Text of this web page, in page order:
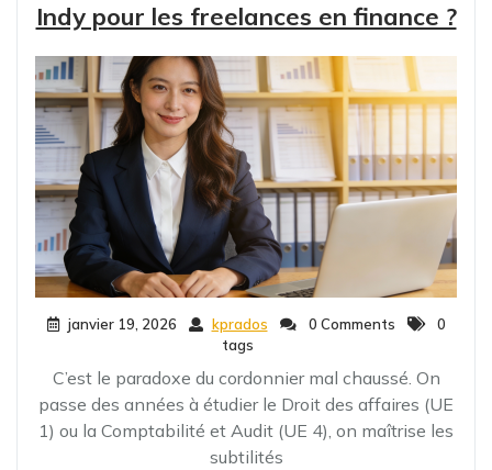
Indy pour les freelances en finance ?
janvier 19, 2026 kprados 0 Comments
0
tags
C’est le paradoxe du cordonnier mal chaussé. On
passe des années à étudier le Droit des affaires (UE
1) ou la Comptabilité et Audit (UE 4), on maîtrise les
subtilités